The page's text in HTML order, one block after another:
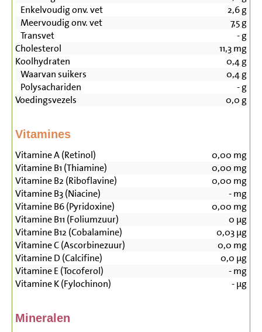
Enkelvoudig onv. vet
2,6g
Meervoudig onv. vet
7,5g
Transvet
-g
Cholesterol
11,3mg
Koolhydraten
0,4g
Waarvan suikers
0,4g
Polysachariden
-g
Voedingsvezels
0,0 g
Vitamines
Vitamine A (Retinol) 0,00 mg
Vitamine B1 (Thiamine)
0,00 mg
Vitamine B2 (Riboflavine)
0,00 mg
Vitamine B3 (Niacine)
-mg
Vitamine B6 (Pyridoxine)
0,00 mg
Vitamine B11 (Foliumzuur)
0 µg
Vitamine B12 (Cobalamine)
0,03µg
Vitamine C (Ascorbinezuur)
0,0 mg
Vitamine D (Calcifine)
0,0 µg
Vitamine E (Tocoferol)
-mg
Vitamine K (Fylochinon)
-µg
Mineralen